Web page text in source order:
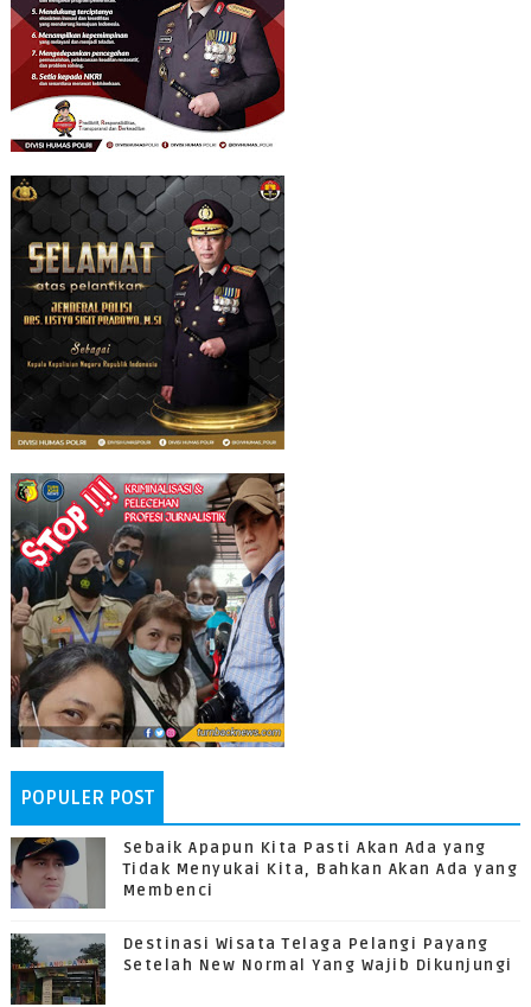
POPULER POST
Sebaik Apapun Kita Pasti Akan Ada yang
Tidak Menyukai Kita, Bahkan Akan Ada yang
Membenci
Destinasi Wisata Telaga Pelangi Payang
Setelah New Normal Yang Wajib Dikunjungi